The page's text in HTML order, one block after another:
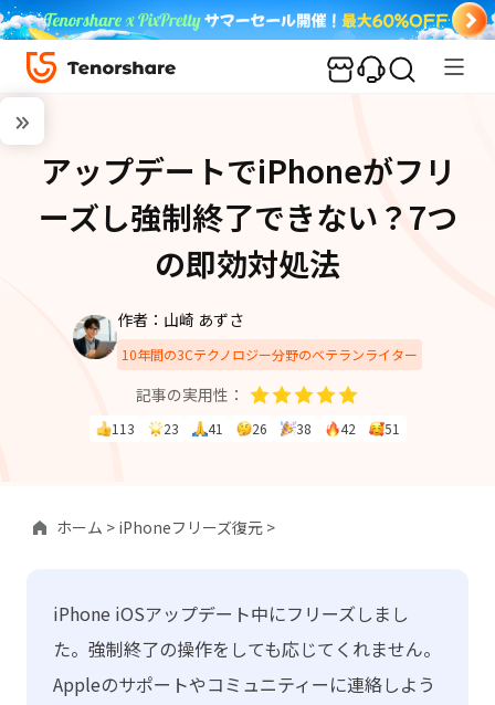
アップデートでiPhoneがフリ
ーズし強制終了できない？7つ
の即効対処法
作者：山崎 あずさ
10年間の3Cテクノロジー分野のベテランライター
記事の実用性：
113 23 41 26 38 42 51
ホーム > iPhoneフリーズ復元 >
iPhone iOSアップデート中にフリーズしまし
た。強制終了の操作をしても応じてくれません。
Appleのサポートやコミュニティーに連絡しよう